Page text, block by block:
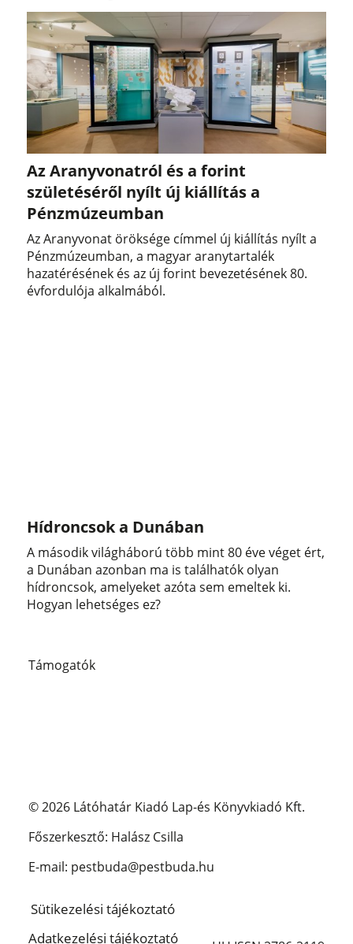
Az Aranyvonatról és a forint
születéséről nyílt új kiállítás a
Pénzmúzeumban
Az Aranyvonat öröksége címmel új kiállítás nyílt a
Pénzmúzeumban, a magyar aranytartalék
hazatérésének és az új forint bevezetésének 80.
évfordulója alkalmából.
Hídroncsok a Dunában
A második világháború több mint 80 éve véget ért,
a Dunában azonban ma is találhatók olyan
hídroncsok, amelyeket azóta sem emeltek ki.
Hogyan lehetséges ez?
Támogatók
© 2026 Látóhatár Kiadó Lap-és Könyvkiadó Kft.
Főszerkesztő: Halász Csilla
E-mail: pestbuda@pestbuda.hu
Sütikezelési tájékoztató
Adatkezelési tájékoztató